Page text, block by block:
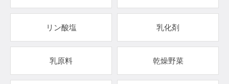
リン酸塩 乳化剤
乳原料 乾燥野菜